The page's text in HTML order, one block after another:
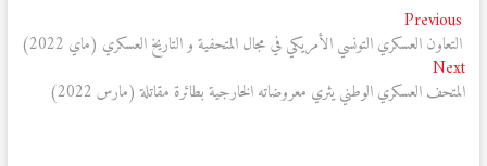
تصفّح
المقالات
Previous
Previous
post:
التعاون العسكري التونسي الأمريكي في مجال المتحفية و التاريخ العسكري (ماي 2022)
Next
Next
post:
المتحف العسكري الوطني يثري معروضاته الخارجية بطائرة مقاتلة (مارس 2022)